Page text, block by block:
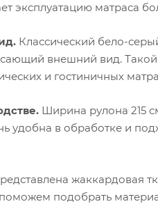
эксплуатацию матраса
Классический бело-
внешний вид.
и гостиничных
Ширина рулона 215
удобна в обработке и
жаккардовая
подобрать